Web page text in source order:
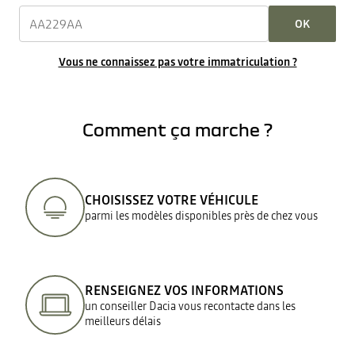
OK
Vous ne connaissez pas votre immatriculation ?
Comment ça marche ?
CHOISISSEZ VOTRE VÉHICULE
parmi les modèles disponibles près de chez vous
RENSEIGNEZ VOS INFORMATIONS
un conseiller Dacia vous recontacte dans les
meilleurs délais